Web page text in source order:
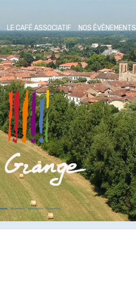
LE CAFÉ ASSOCIATIF NOS ÉVÈNEMENTS